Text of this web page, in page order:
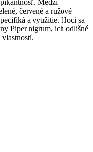
Medzi
červené a ružové
a využitie. Hoci sa
Piper nigrum, ich odlišné